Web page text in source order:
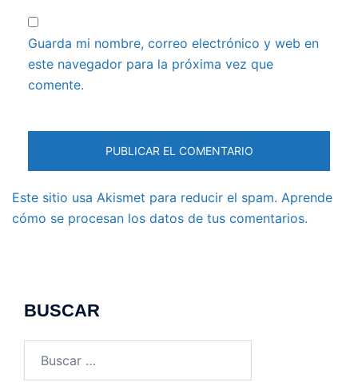
Guarda mi nombre, correo electrónico y web en
este navegador para la próxima vez que
comente.
Este sitio usa Akismet para reducir el spam. Aprende
cómo se procesan los datos de tus comentarios.
BUSCAR